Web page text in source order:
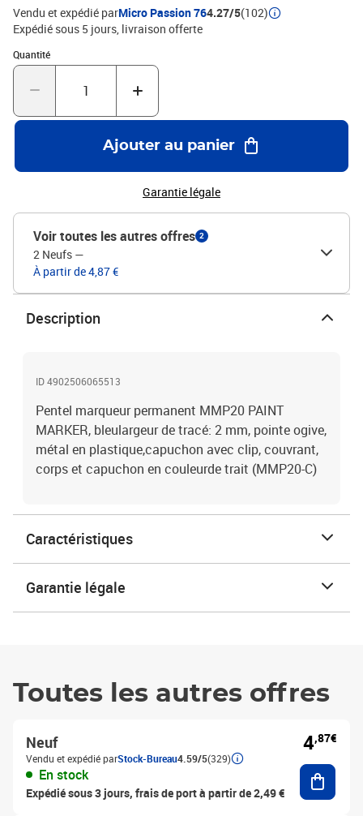
Vendu et expédié parMicro Passion 764.27/5(102)
Expédié sous 5 jours livraison offerte
Quantité
Quantité : 1
Ajouter au panier
Garantie légale
Voir toutes les autres offres 2
2 Neufs —
À partir de 4,87 €
Description
ID 4902506065513
Pentel marqueur permanent MMP20 PAINT
MARKER, bleulargeur de tracé: 2 mm, pointe ogive,
métal en plastique,capuchon avec clip, couvrant,
corps et capuchon en couleurde trait (MMP20-C)
Caractéristiques
Garantie légale
Toutes les autres offres
Neuf
Vendu et expédié parStock-Bureau4.59/5(329)
En stock
Expédié sous 3 jours, frais de port à partir de 2,49 €
4,87€